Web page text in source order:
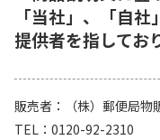
「当社」、「自
提供者を指してお
販売者
（株）郵便局物
TEL
0120-92-2310